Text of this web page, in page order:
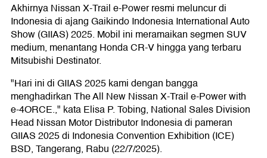
Akhirnya Nissan X-Trail e-Power resmi meluncur di
Indonesia di ajang Gaikindo Indonesia International Auto
Show (GIIAS) 2025. Mobil ini meramaikan segmen SUV
medium, menantang Honda CR-V hingga yang terbaru
Mitsubishi Destinator.
"Hari ini di GIIAS 2025 kami dengan bangga
menghadirkan The All New Nissan X-Trail e-Power with
e-4ORCE.," kata Elisa P. Tobing, National Sales Division
Head Nissan Motor Distributor Indonesia di pameran
GIIAS 2025 di Indonesia Convention Exhibition (ICE)
BSD, Tangerang, Rabu (22/7/2025).